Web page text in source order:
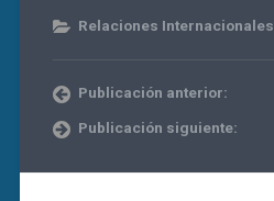
Relaciones Internacionales
Publicación anterior:
Publicación siguiente: